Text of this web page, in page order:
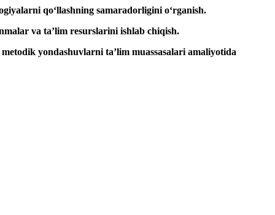
qo‘llashning samaradorligini o‘rganish.
va ta’lim resurslarini ishlab chiqish.
yondashuvlarni ta’lim muassasalari amaliyotida